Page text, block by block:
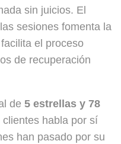
sin juicios. El
sesiones fomenta la
el proceso
de recuperación
de 5 estrellas y 78
habla por sí
han pasado por su